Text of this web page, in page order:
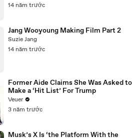
14 năm trước
Jang Wooyoung Making Film Part 2
Suzie Jang
14 năm trước
Former Aide Claims She Was Asked to
Make a ‘Hit List’ For Trump
Veuer
3 năm trước
Musk’s X Is ‘the Platform With the